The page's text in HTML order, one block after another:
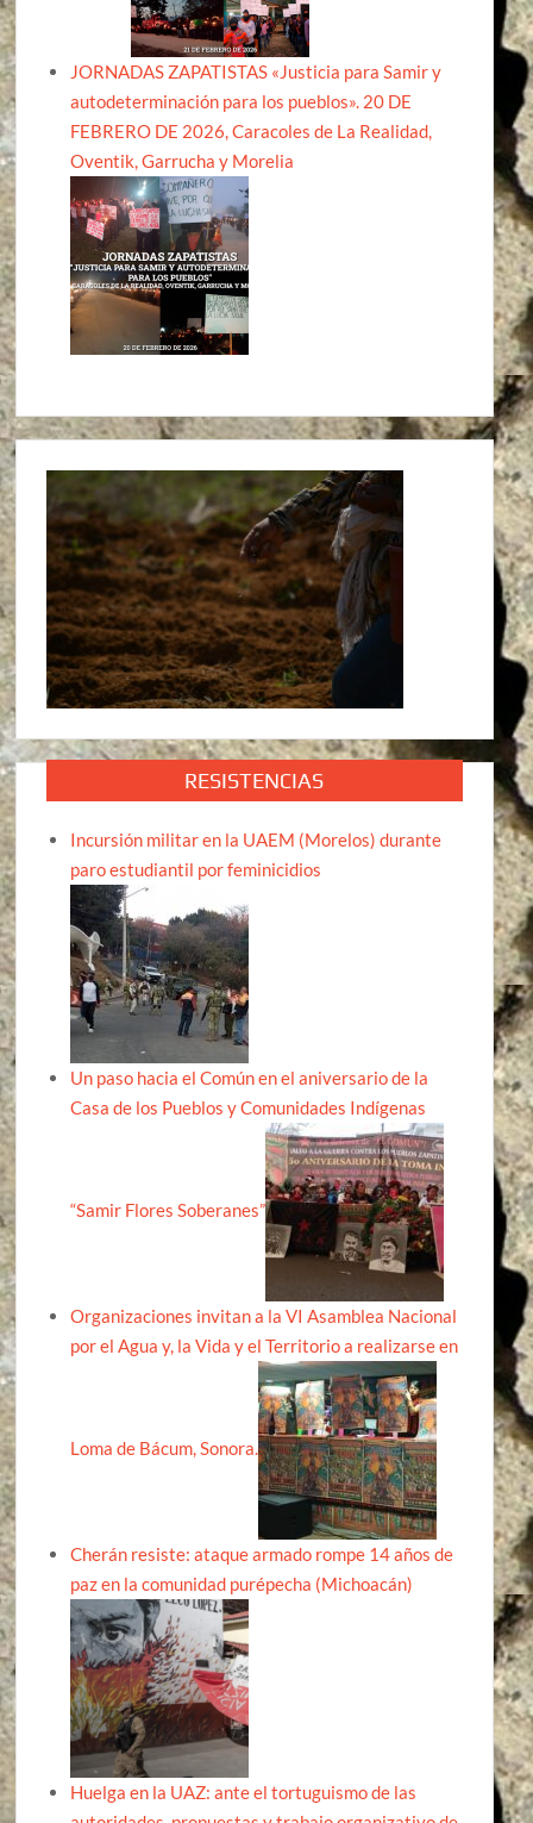
JORNADAS ZAPATISTAS «Justicia para Samir y
autodeterminación para los pueblos». 20 DE
FEBRERO DE 2026, Caracoles de La Realidad,
Oventik, Garrucha y Morelia
RESISTENCIAS
Incursión militar en la UAEM (Morelos) durante
paro estudiantil por feminicidios
Un paso hacia el Común en el aniversario de la
Casa de los Pueblos y Comunidades Indígenas
“Samir Flores Soberanes”
Organizaciones invitan a la VI Asamblea Nacional
por el Agua y, la Vida y el Territorio a realizarse en
Loma de Bácum, Sonora.
Cherán resiste: ataque armado rompe 14 años de
paz en la comunidad purépecha (Michoacán)
Huelga en la UAZ: ante el tortuguismo de las